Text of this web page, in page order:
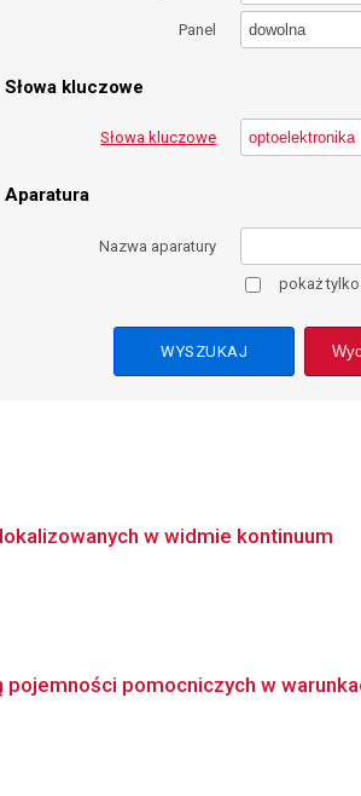
Panel dowolna
Słowa kluczowe
Słowa kluczowe
Aparatura
Nazwa aparatury
pokaż
w widmie kontinuum
pomocniczych w